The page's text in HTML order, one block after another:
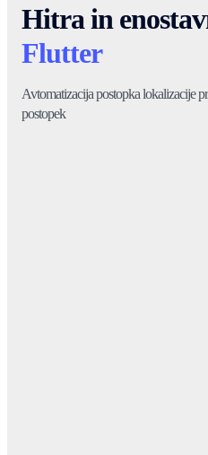
Hitra in
Flutter
Avtomatizacija postopka lokalizacije
postopek